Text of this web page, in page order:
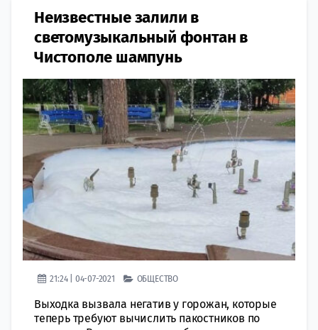
Неизвестные залили в
светомузыкальный фонтан в
Чистополе шампунь
21:24 | 04-07-2021 ОБЩЕСТВО
Выходка вызвала негатив у горожан, которые
теперь требуют вычислить пакостников по